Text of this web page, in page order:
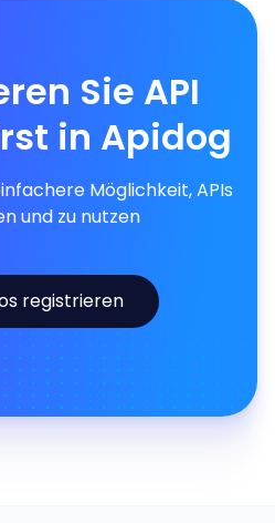
Sie API
in Apidog
Möglichkeit, APIs
und zu nutzen
registrieren